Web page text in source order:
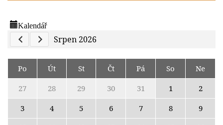
Kalendář
Previous Calendar
Next Calendar
Srpen 2026
Po Út St Čt Pá So
Ne
27
28 29 30 31 1
2
3
4 5 6 7 8
9